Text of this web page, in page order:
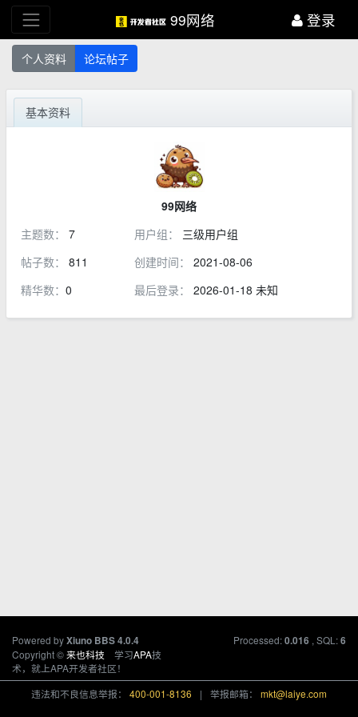
99网络 登录
个人资料 论坛帖子
基本资料
99网络
主题数： 7
帖子数： 811
精华数： 0
用户组： 三级用户组
创建时间： 2021-08-06
最后登录： 2026-01-18 未知
Powered byXiuno BBS4.0.4
Copyright ©来也科技 学习APA技
术，就上APA开发者社区！
Processed:0.016 , SQL:6
违法和不良信息举报： 400-001-8136 | 举报邮箱： mkt@laiye.com